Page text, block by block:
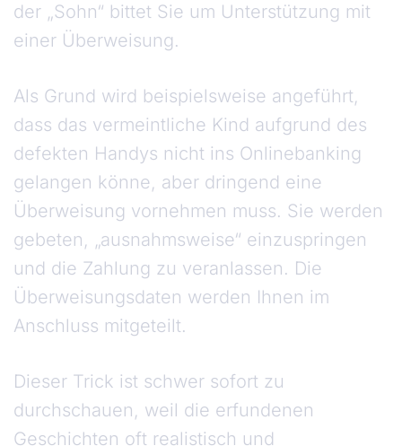
der „Sohn“ bittet Sie um Unterstützung mit
einer Überweisung.
Als Grund wird beispielsweise angeführt,
dass das vermeintliche Kind aufgrund des
defekten Handys nicht ins Onlinebanking
gelangen könne, aber dringend eine
Überweisung vornehmen muss. Sie werden
gebeten, „ausnahmsweise“ einzuspringen
und die Zahlung zu veranlassen. Die
Überweisungsdaten werden Ihnen im
Anschluss mitgeteilt.
Dieser Trick ist schwer sofort zu
durchschauen, weil die erfundenen
Geschichten oft realistisch und